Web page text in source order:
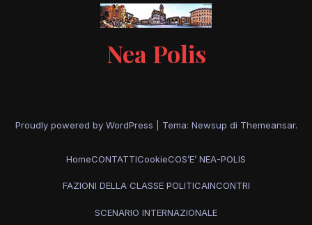
Nea Polis
Proudly powered by WordPress Tema: Newsup di Themeansar.
HomeCONTATTICookieCOS’E’ NEA-POLIS
FAZIONI DELLA CLASSE POLITICAINCONTRI
SCENARIO INTERNAZIONALE